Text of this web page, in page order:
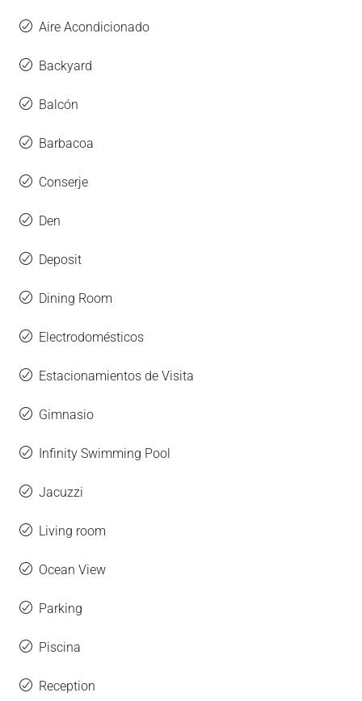
Aire Acondicionado
Backyard
Balcón
Barbacoa
Conserje
Den
Deposit
Dining Room
Electrodomésticos
Estacionamientos de Visita
Gimnasio
Infinity Swimming Pool
Jacuzzi
Living room
Ocean View
Parking
Piscina
Reception